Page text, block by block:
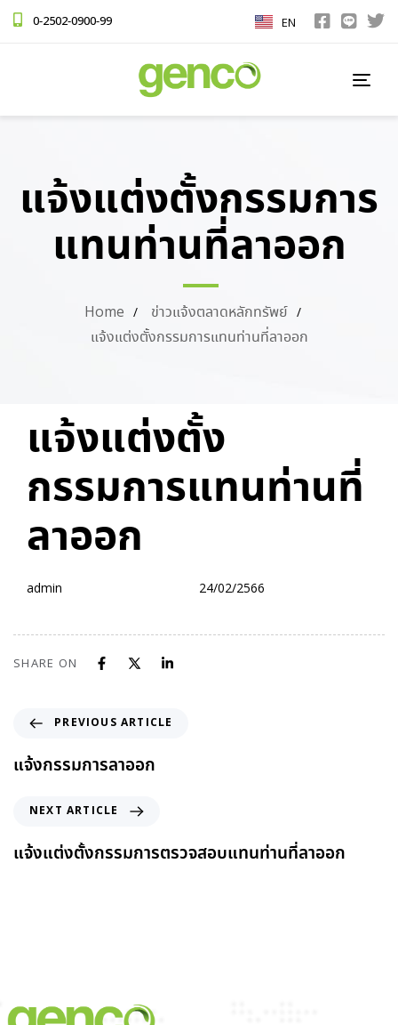
0-2502-0900-99 EN
แจ้งแต่งตั้งกรรมการ
แทนท่านที่ลาออก
Home
ข่าวแจ้งตลาดหลักทรัพย์
แจ้งแต่งตั้งกรรมการแทนท่านที่ลาออก
PUBLISHED
แจ้งแต่งตั้ง
กรรมการแทนท่านที่
ลาออก
Author
admin
Published
24/02/2566
SHARE ON
PREVIOUS ARTICLE
แจ้งกรรมการลาออก
NEXT ARTICLE
แจ้งแต่งตั้งกรรมการตรวจสอบแทนท่านที่ลาออก